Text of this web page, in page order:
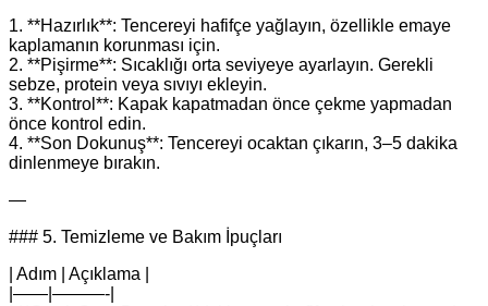
1. **Hazırlık**: Tencereyi hafifçe yağlayın, özellikle emaye
kaplamanın korunması için.
2. **Pişirme**: Sıcaklığı orta seviyeye ayarlayın. Gerekli
sebze, protein veya sıvıyı ekleyin.
3. **Kontrol**: Kapak kapatmadan önce çekme yapmadan
önce kontrol edin.
4. **Son Dokunuş**: Tencereyi ocaktan çıkarın, 3–5 dakika
dinlenmeye bırakın.
—
### 5. Temizleme ve Bakım İpuçları
| Adım | Açıklama |
|——|———-|